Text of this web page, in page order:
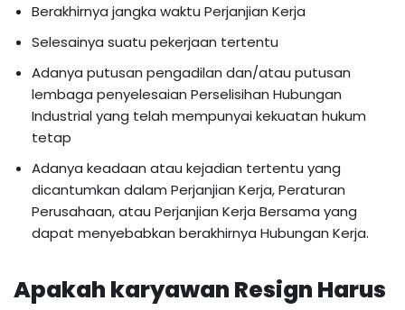
Berakhirnya jangka waktu Perjanjian Kerja
Selesainya suatu pekerjaan tertentu
Adanya putusan pengadilan dan/atau putusan
lembaga penyelesaian Perselisihan Hubungan
Industrial yang telah mempunyai kekuatan hukum
tetap
Adanya keadaan atau kejadian tertentu yang
dicantumkan dalam Perjanjian Kerja, Peraturan
Perusahaan, atau Perjanjian Kerja Bersama yang
dapat menyebabkan berakhirnya Hubungan Kerja.
Apakah karyawan Resign Harus